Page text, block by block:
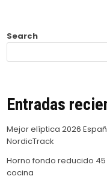
Search
Entradas
Mejor elíptica 2026
NordicTrack
Horno fondo reducido
cocina